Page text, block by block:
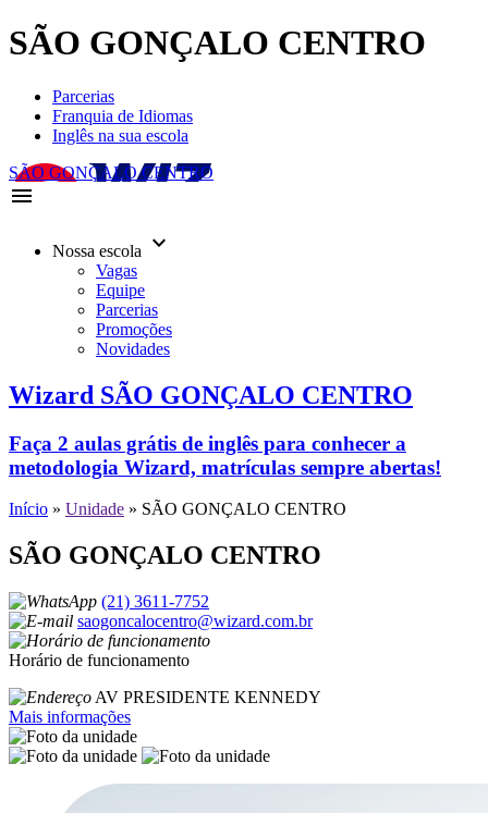
SÃO GONÇALO CENTRO
Parcerias
Franquia de Idiomas
Inglês na sua escola
SÃO GONÇALO CENTRO
menu
Nossa escola keyboard_arrow_down
Vagas
Equipe
Parcerias
Promoções
Novidades
Wizard SÃO GONÇALO CENTRO
Faça 2 aulas grátis de inglês para conhecer a
metodologia Wizard, matrículas sempre abertas!
Início » Unidade » SÃO GONÇALO CENTRO
SÃO GONÇALO CENTRO
(21) 3611-7752
saogoncalocentro@wizard.com.br
Horário de funcionamento
AV PRESIDENTE KENNEDY
Mais informações